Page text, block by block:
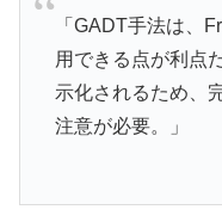
「GADT手法は、
用できる点が利点
示化されるため、
注意が必要。」